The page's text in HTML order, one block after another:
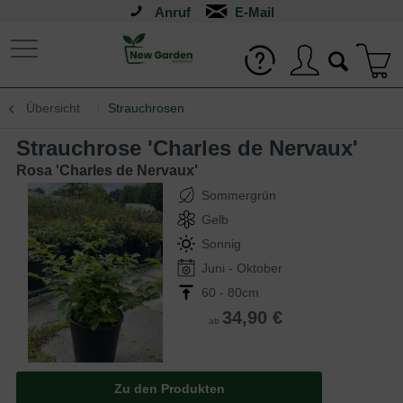
Anruf
Übersicht Strauchrosen
Strauchrose 'Charles de Nervaux'
Rosa 'Charles de Nervaux'
Sommergrün
Gelb
Sonnig
Juni - Oktober
60 - 80cm
ab 34,90 €
Zu den Produkten